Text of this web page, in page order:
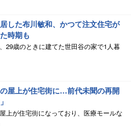
した布川敏和、かつて注文住宅が
時期も
29歳のときに建てた世田谷の家で1人暮
屋上が住宅街に…前代未聞の再開
上が住宅街になっており、医療モールな